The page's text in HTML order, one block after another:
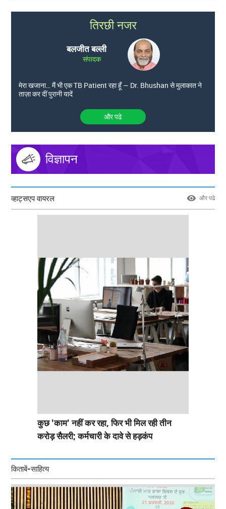
तिरछी नजर
बलजीत बल्ली
संपादक
मेरा खजाना… मैं भी एक TB Patient रहा हूँ — Dr. Bhushan से मुलाकात ने
ताज़ा कर दीं पुरानी यादें
और पढे
विज्ञापन
व्हाट्सएप वायरल और पढे
कुछ 'काम' नहीं कर रहा, फिर भी मिल रही तीन
करोड़ सैलरी; कर्मचारी के दावे से हड़कंप
किताबें-साहित्य